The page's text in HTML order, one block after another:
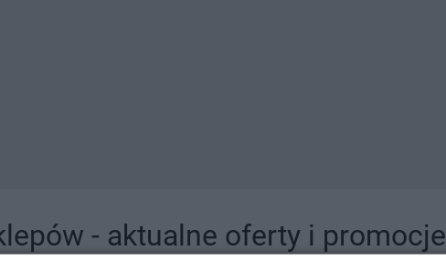
- aktualne oferty i promocje